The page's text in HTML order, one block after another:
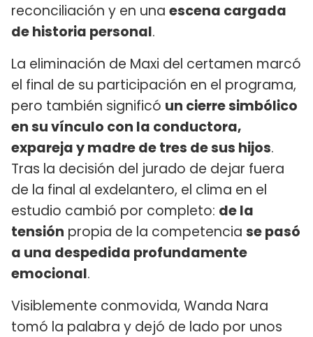
reconciliación y en una escena cargada
de historia personal.
La eliminación de Maxi del certamen marcó
el final de su participación en el programa,
pero también significó un cierre simbólico
en su vínculo con la conductora,
expareja y madre de tres de sus hijos.
Tras la decisión del jurado de dejar fuera
de la final al exdelantero, el clima en el
estudio cambió por completo: de la
tensión propia de la competencia se pasó
a una despedida profundamente
emocional.
Visiblemente conmovida, Wanda Nara
tomó la palabra y dejó de lado por unos